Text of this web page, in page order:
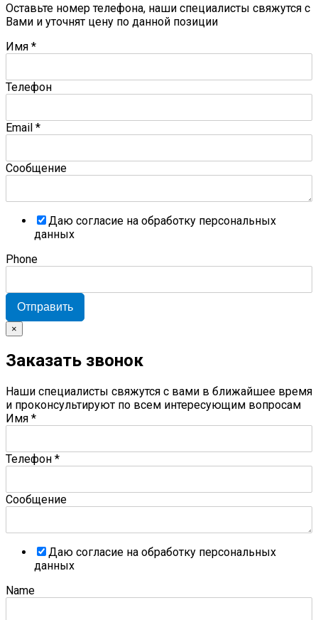
Оставьте номер телефона, наши специалисты свяжутся с
Вами и уточнят цену по данной позиции
Имя *
Телефон
Email *
Сообщение
Даю согласие на обработку персональных
данных
Phone
Отправить
×
Заказать звонок
Наши специалисты свяжутся с вами в ближайшее время
и проконсультируют по всем интересующим вопросам
Имя *
Телефон *
Сообщение
Даю согласие на обработку персональных
данных
Name